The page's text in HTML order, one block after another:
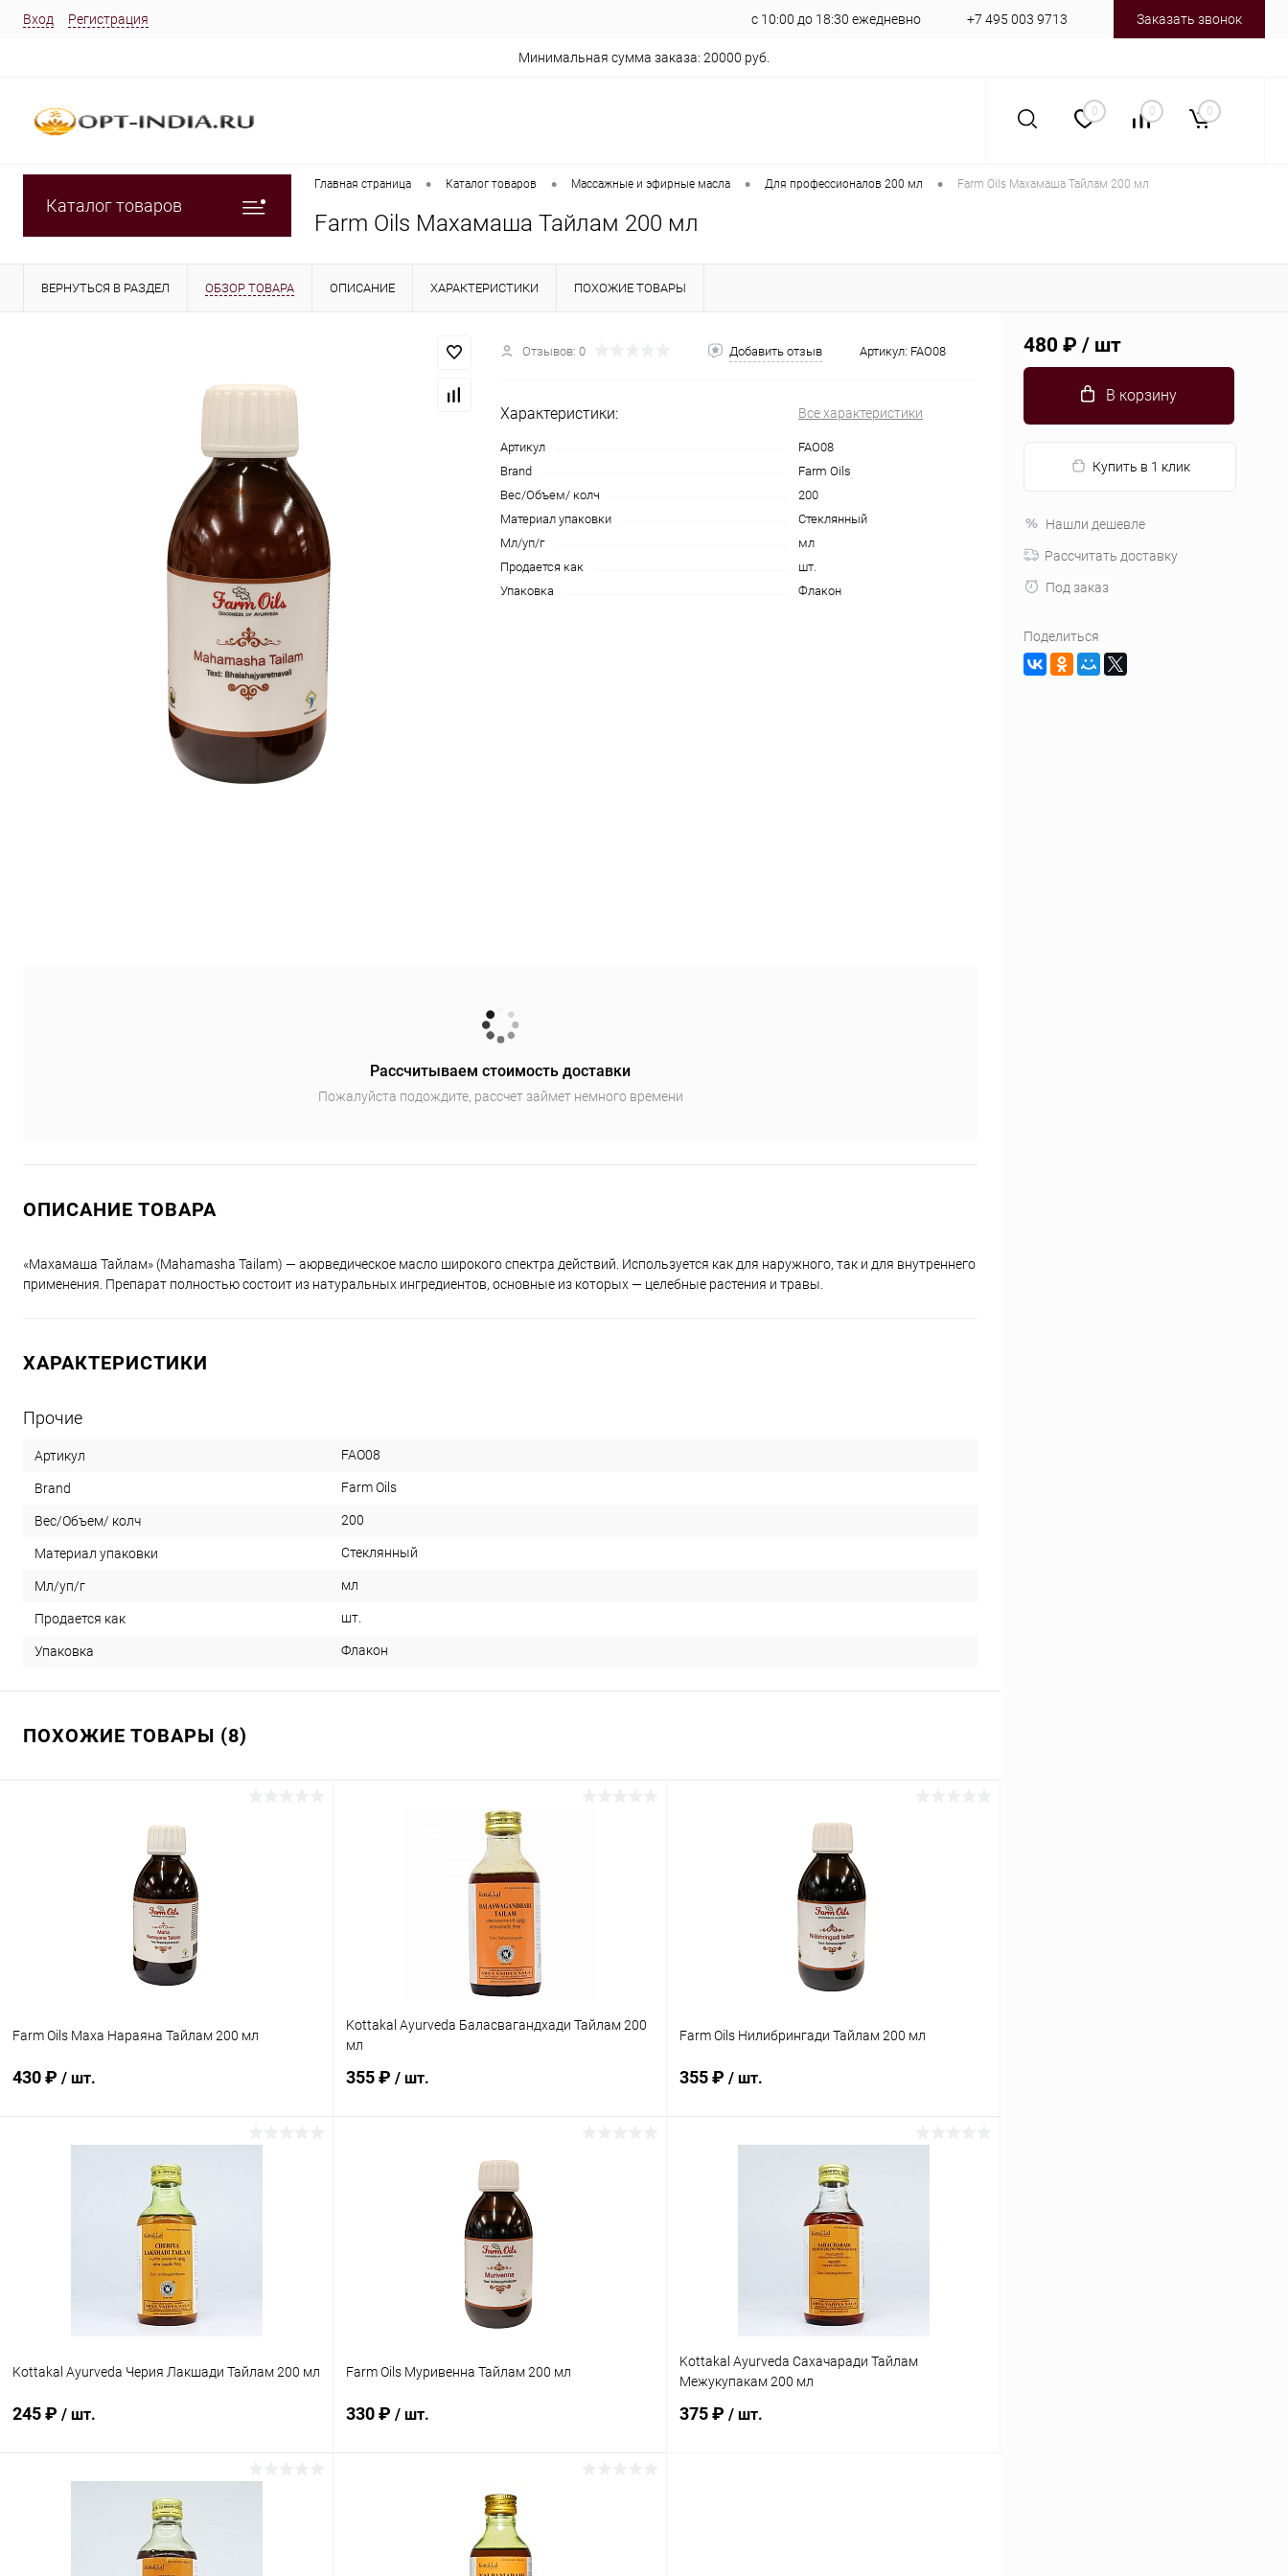
Вход Регистрация с 10:00 до 18:30 ежедневно +7 495 003 9713 Заказать звонок
Минимальная сумма заказа: 20000 руб.
0 0 0
Каталог товаров
Главная страница • Каталог товаров • Массажные и эфирные масла • Для профессионалов 200 мл • Farm Oils Махамаша Тайлам 200 мл
Farm Oils Махамаша Тайлам 200 мл
ВЕРНУТЬСЯ В РАЗДЕЛ ОБЗОР ТОВАРА ОПИСАНИЕ ХАРАКТЕРИСТИКИ ПОХОЖИЕ ТОВАРЫ
Отзывов: 0 Добавить отзыв Артикул: FAO08
Характеристики: Все характеристики
Артикул
FAO08
Brand
Farm Oils
Вес/Объем/ колч
200
Материал упаковки
Стеклянный
Мл/уп/г
мл
Продается как
шт.
Упаковка
Флакон
Рассчитываем стоимость доставки
Пожалуйста подождите, рассчет займет немного времени
ОПИСАНИЕ ТОВАРА
«Махамаша Тайлам» (Mahamasha Tailam) — аюрведическое масло широкого спектра действий. Используется как для наружного, так и для внутреннего
применения. Препарат полностью состоит из натуральных ингредиентов, основные из которых — целебные растения и травы.
ХАРАКТЕРИСТИКИ
Прочие
Артикул FAO08
Brand Farm Oils
Вес/Объем/ колч 200
Материал упаковки Стеклянный
Мл/уп/г мл
Продается как шт.
Упаковка Флакон
ПОХОЖИЕ ТОВАРЫ (8)
Farm Oils Маха Нараяна Тайлам 200 мл
430 ₽ / шт.
Kottakal Ayurveda Баласвагандхади Тайлам 200
мл
355 ₽ / шт.
В корзину
Farm Oils Нилибрингади Тайлам 200 мл
355 ₽ / шт.
Kottakal Ayurveda Черия Лакшади Тайлам 200 мл
245 ₽ / шт.
Farm Oils Муривенна Тайлам 200 мл
330 ₽ / шт.
В корзину
Kottakal Ayurveda Сахачаради Тайлам
Межукупакам 200 мл
375 ₽ / шт.
480 ₽ / шт
В корзину
Купить в 1 клик
Нашли дешевле
Рассчитать доставку
Под заказ
Поделиться